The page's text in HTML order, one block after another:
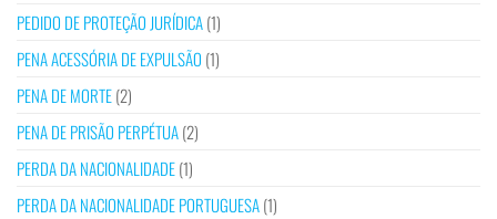
PEDIDO DE PROTEÇÃO JURÍDICA(1)
PENA ACESSÓRIA DE EXPULSÃO (1)
PENA DE MORTE(2)
PENA DE PRISÃO PERPÉTUA(2)
PERDA DA NACIONALIDADE(1)
PERDA DA NACIONALIDADE PORTUGUESA(1)